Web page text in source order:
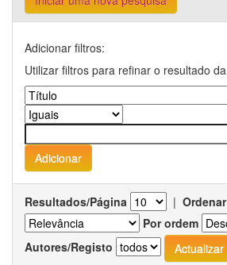
Adicionar filtros:
Utilizar filtros para refinar o resultado
Resultados/Página |
Por ordem
Autores/Registo